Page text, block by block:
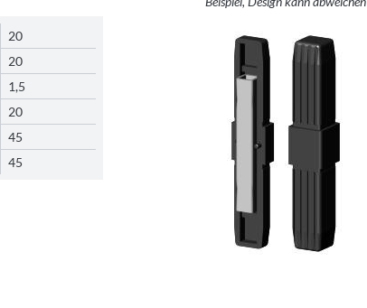
20
20
1,5
20
45
45